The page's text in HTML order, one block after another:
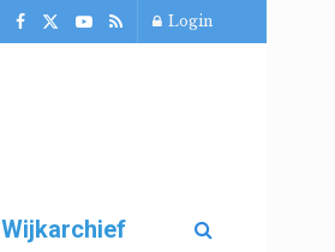
Login
Wijkarchief